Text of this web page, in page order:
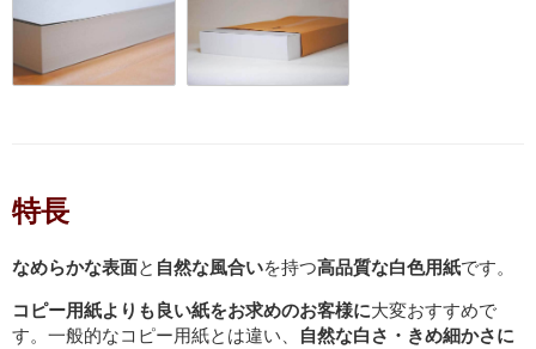
特長
なめらかな表面と 自然な風合いを持つ高品質な白色用紙です。
コピー用紙よりも良い紙をお求めのお客様に大変おすすめで
す。一般的なコピー用紙とは違い、
自然な白さ・きめ細かさに